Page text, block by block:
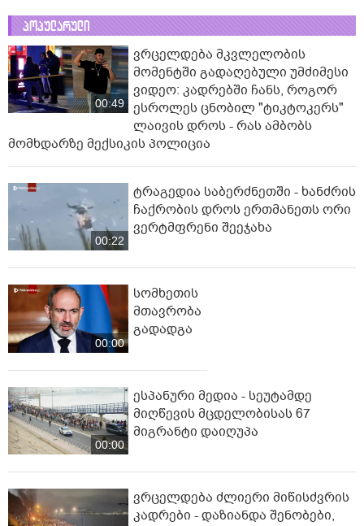
პოპულარული
00:49
ვრცელდება მკვლელობის
მომენტში გადაღებული უმძიმესი
ვიდეო: კადრებში ჩანს, როგორ
ესროლეს ცნობილ "ტიკტოკერს"
ლაივის დროს - რას ამბობს
მომხდარზე მექსიკის პოლიცია
00:22
ტრაგედია საბერძნეთში - ხანძრის
ჩაქრობის დროს ერთმანეთს ორი
ვერტმფრენი შეეჯახა
00:00
სომხეთის
მთავრობა
გადადგა
00:00
ესპანური მედია - სეუტამდე
მიღწევის მცდელობისას 67
მიგრანტი დაიღუპა
ვრცელდება ძლიერი მიწისძვრის
კადრები - დაზიანდა შენობები,